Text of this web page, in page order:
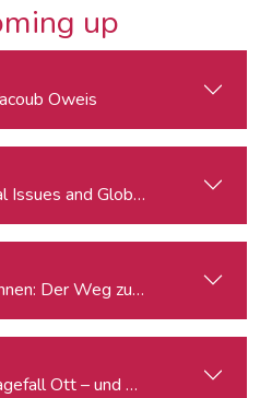
up
Oweis
Issues and Global Ambitions
Der Weg zum eigenen
Ott – und wie reagiert die